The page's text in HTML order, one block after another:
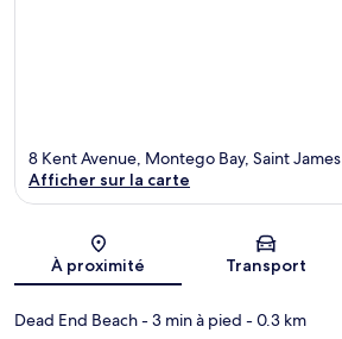
Carte
8 Kent Avenue, Montego Bay, Saint James
Afficher sur la carte
À proximité Transport
Dead End Beach- 3 min à pied - 0.3 km